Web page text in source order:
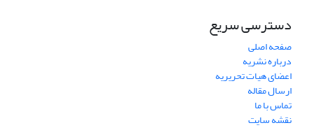
دسترسی سریع
صفحه اصلی
درباره نشریه
اعضای هیات تحریریه
ارسال مقاله
تماس با ما
نقشه سایت